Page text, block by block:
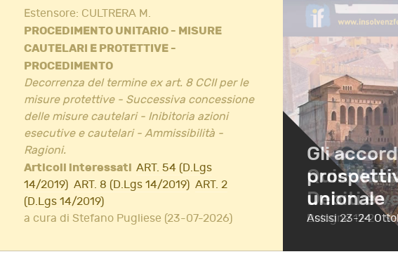
Estensore: CULTRERA M.
PROCEDIMENTO UNITARIO - MISURE
CAUTELARI E PROTETTIVE -
PROCEDIMENTO
Decorrenza del termine ex art. 8 CCII per le
misure protettive - Successiva concessione
delle misure cautelari - Inibitoria azioni
esecutive e cautelari - Ammissibilità -
Ragioni.
Articoli interessati ART. 54 (D.Lgs
14/2019) ART. 8 (D.Lgs 14/2019) ART. 2
(D.Lgs 14/2019)
a cura di Stefano Pugliese (23-07-2026)
Iscriviti!
di InsolvenzFest
Gli
unionale
Assisi 23-24